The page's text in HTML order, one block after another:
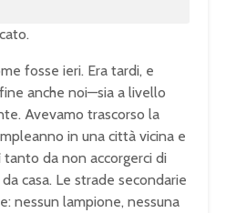
fosse ieri. Era tardi, e
anche noi—sia a livello
Avevamo trascorso la
in una città vicina e
da non accorgerci di
casa. Le strade secondarie
nessun lampione, nessuna